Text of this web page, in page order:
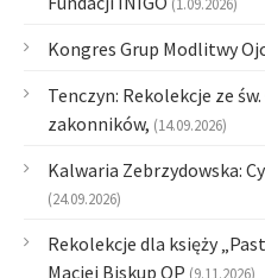
(1.09.2026)
Kongres Grup Modlitwy
Tenczyn: Rekolekcje ze
zakonników, (14.09.2026)
Kalwaria Zebrzydowska:
(24.09.2026)
Rekolekcje dla księży
Maciej Biskup OP (9.11.2026)